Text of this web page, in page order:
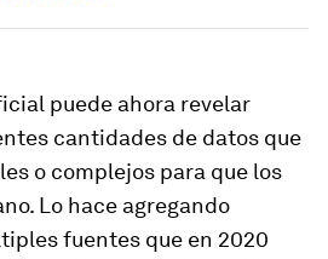
puede ahora revelar
cantidades de datos que
o complejos para que los
Lo hace agregando
fuentes que en 2020